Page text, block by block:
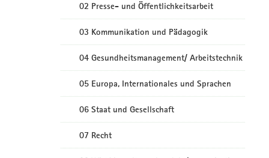
02 Presse- und Öffentlichkeitsarbeit
03 Kommunikation und Pädagogik
04 Gesundheitsmanagement/ Arbeitstechnik
05 Europa, Internationales und Sprachen
06 Staat und Gesellschaft
07 Recht